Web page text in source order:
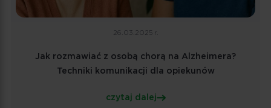
26.03.2025 r.
Jak rozmawiać z osobą chorą na Alzheimera?
Techniki komunikacji dla opiekunów
czytaj dalej